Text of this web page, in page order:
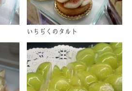
いちぢくのタルト